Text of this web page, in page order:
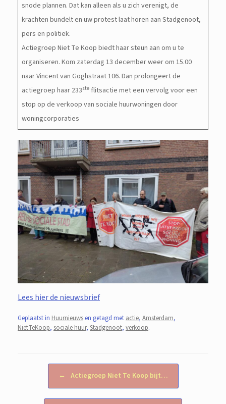
snode plannen. Dat kan alleen als u zich verenigt, de
krachten bundelt en uw protest laat horen aan Stadgenoot,
pers en politiek.
Actiegroep Niet Te Koop biedt haar steun aan om u te
organiseren. Kom zaterdag 13 december weer om 15.00
naar Vincent van Goghstraat 106. Dan prolongeert de
actiegroep haar 233ste flitsactie met een vervolg voor een
stop op de verkoop van sociale huurwoningen door
woningcorporaties
Lees hier de nieuwsbrief
Geplaatst in Huurnieuws en getagd met actie, Amsterdam,
NietTeKoop, sociale huur, Stadgenoot, verkoop.
Bericht navigatie
← Actiegroep Niet Te Koop bijt…